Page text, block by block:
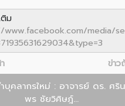
ม
media/
ข่าว
บุคลากรใหม่ : อาจารย์ ดร. ศริ
พร ชัยวิศิษฎ์...